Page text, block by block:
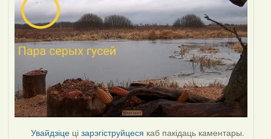
Увайдзіце цізарэгіструйцеся каб пакідаць каментары.